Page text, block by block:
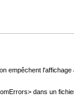
dans un